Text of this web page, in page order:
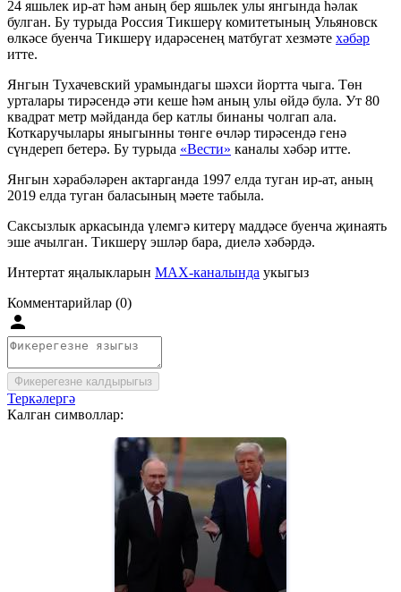
24 яшьлек ир-ат һәм аның бер яшьлек улы янгында һәлак
булган. Бу турыда Россия Тикшерү комитетының Ульяновск
өлкәсе буенча Тикшерү идарәсенең матбугат хезмәте хәбәр
итте.
Янгын Тухачевский урамындагы шәхси йортта чыга. Төн
урталары тирәсендә әти кеше һәм аның улы өйдә була. Ут 80
квадрат метр мәйданда бер катлы бинаны чолгап ала.
Коткаручылары яныгынны төнге өчләр тирәсендә генә
сүндереп бетерә. Бу турыда «Вести» каналы хәбәр итте.
Янгын хәрабәләрен актарганда 1997 елда туган ир-ат, аның
2019 елда туган баласының мәете табыла.
Саксызлык аркасында үлемгә китерү маддәсе буенча җинаять
эше ачылган. Тикшерү эшләр бара, диелә хәбәрдә.
Интертат яңалыкларын MAX-каналында укыгыз
Комментарийлар (0)
Фикерегезне калдырыгыз
Теркәлергә
Калган символлар: